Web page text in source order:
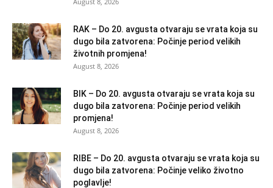
RAK – Do 20. avgusta otvaraju se vrata koja su
dugo bila zatvorena: Počinje period velikih
životnih promjena!
August 8, 2026
BIK – Do 20. avgusta otvaraju se vrata koja su
dugo bila zatvorena: Počinje period velikih
promjena!
August 8, 2026
RIBE – Do 20. avgusta otvaraju se vrata koja su
dugo bila zatvorena: Počinje veliko životno
poglavlje!